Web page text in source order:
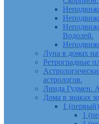
Водолей.
Луна в домах
Ретроградные
астрологов.
Линда Гудмен.
Дома в знаках
1
1